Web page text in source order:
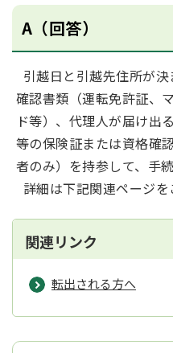
A（回答）
引越日と引越先住所が
確認書類（運転免許証、
ド等）、代理人が届け出
等の保険証または資格確
者のみ）を持参して、手
詳細は下記関連ページを
関連リンク
転出される方へ